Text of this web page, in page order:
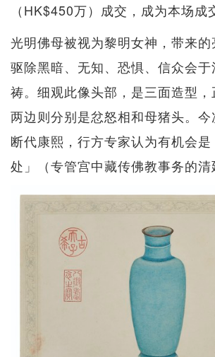
（HK$450万）成交，成为本场成
光明佛母被视为黎明女神，带来的
驱除黑暗、无知、恐惧、信众会
祷。细观此像头部，是三面造型，
两边则分别是忿怒相和母猪头。
断代康熙，行方专家认为有机会
处」（专管宫中藏传佛教事务的清